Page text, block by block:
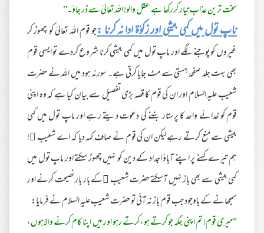
سخت ترین عذاب تیار کررکھا ہے عقل والو! اللہ تعالیٰ سے ڈر جاؤ۔"
ناپ تول میں کمی بیشی اور زکوٰة ادا نہ کرنا :جو قوم اللہ تعالیٰ کو چھوڑ کر
غیروں کو پوجنے لگے اور ماپ تول میں کمی بیشی کرنا شروع کردے تو ایسی قوم
بھی بہت جلد صفحہٴ ہستی سے مٹ جایا کرتی ہے۔ سورئہ ہود میں اللہ نے حضرت
شعیب علیہ السلام اور ان کی قوم کا قصہ بڑی تفصیل سے بیان کیا ہے کہ وہ اپنی
قوم کو خدائے واحد کا پرستار بننے کی دعوت دیتے رہے اور ماپ تول میں کمی
بیشی سے منع کرتے رہے لیکن ان کی قوم نے صاف کہہ دیا کہ اے شعیب !
ہم تیرے کہنے پر اپنے آباؤ اجداد کے دین کو نہیں چھوڑ سکتے اور ماپ تول میں
کمی بیشی سے بھی باز نہیں آسکتے حضرت شعیب کے بار بار نصیحت کرنے اور
سمجھانے کے باوجود جب قوم باز نہ آئی تو حضرت شعیب علیہ السلام نے فرمایا:
"میری قوم! تم اپنی جگہ جو کرتے ہو، کرتے رہو اور میں اپنا کام کرنے والاہوں،